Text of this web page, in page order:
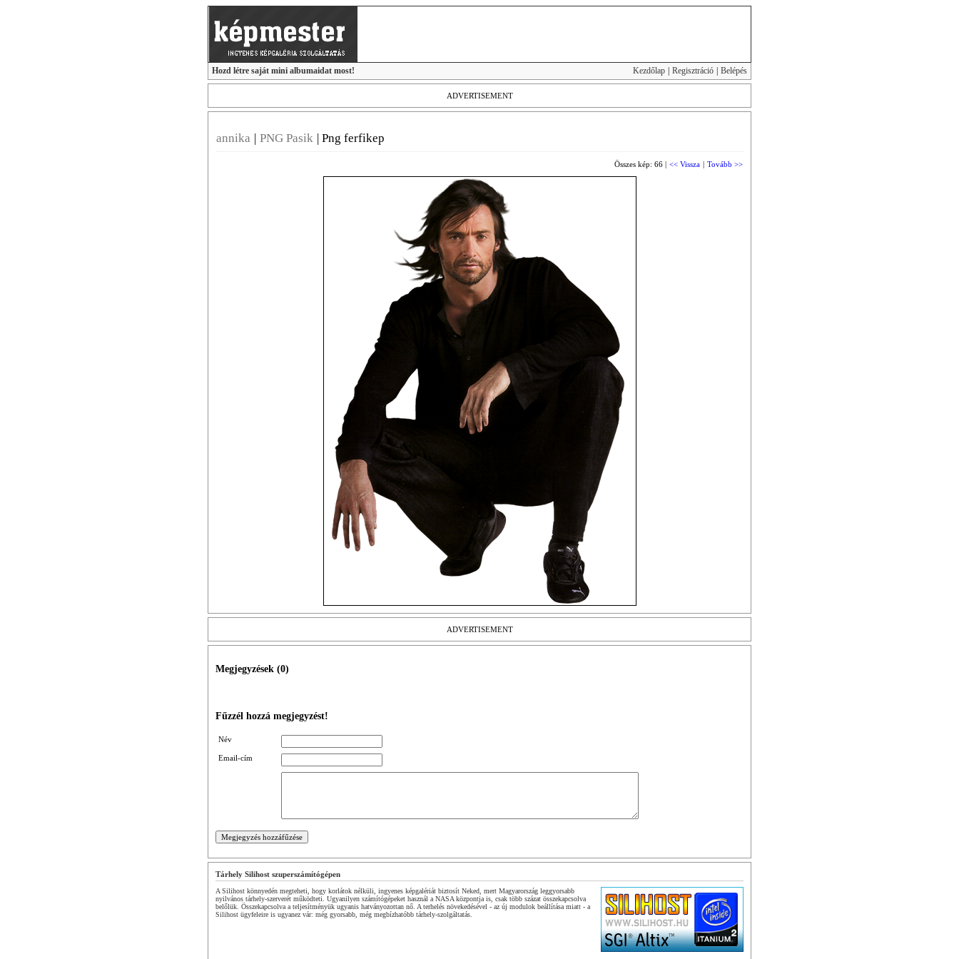
Hozd létre saját mini albumaidat most! Kezdőlap Regisztráció Belépés
ADVERTISEMENT
annika | PNG Pasik | Png ferfikep
Összes kép: 66 | << Vissza | Tovább >>
ADVERTISEMENT
Megjegyzések (0)
Fűzzél hozzá megjegyzést!
Név
Email-cím
Tárhely Silihost szuperszámítógépen
A Silihost könnyedén megteheti, hogy korlátok nélküli, ingyenes képgalériát biztosít Neked, mert Magyarország leggyorsabb
nyilvános tárhely-szerverét működteti. Ugyanilyen számítógépeket használ a NASA központja is, csak több százat összekapcsolva
belőlük. Összekapcsolva a teljesítményük ugyanis hatványozottan nő. A terhelés növekedésével - az új modulok beállítása miatt - a
Silihost ügyfeleire is ugyanez vár: még gyorsabb, még megbízhatóbb tárhely-szolgáltatás.